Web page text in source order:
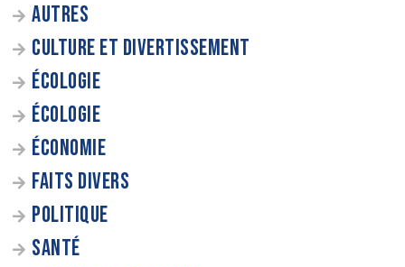
AUTRES
CULTURE ET DIVERTISSEMENT
ÉCOLOGIE
ÉCOLOGIE
ÉCONOMIE
FAITS DIVERS
POLITIQUE
SANTÉ